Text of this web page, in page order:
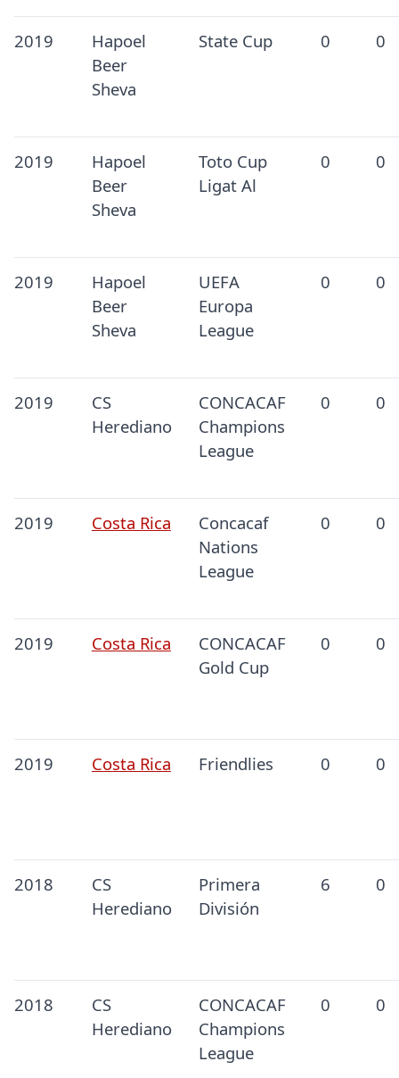
2019
Hapoel
Beer
Sheva
State Cup 0 0
2019
Hapoel
Beer
Sheva
Toto Cup
Ligat Al
0 0
2019
Hapoel
Beer
Sheva
UEFA
Europa
League
0 0
2019
CS
Herediano
CONCACAF
Champions
League
0 0
2019 Costa Rica
Concacaf
Nations
League
0 0
2019 Costa Rica
CONCACAF
Gold Cup
0 0
2019 Costa Rica Friendlies 0 0
2018
CS
Herediano
Primera
División
6 0
2018
CS
Herediano
CONCACAF
Champions
League
0 0